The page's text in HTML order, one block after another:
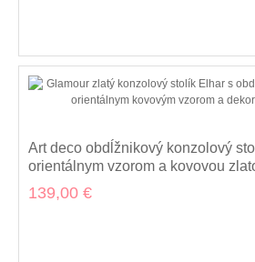
Art deco obdĺžnikový konzolový
orientálnym vzorom a kovovou
cm
139,00 €